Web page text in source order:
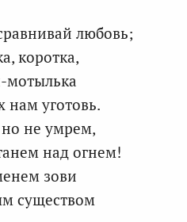
любовь;
коротка,
мотылька
нам уготовь.
не умрем,
над огнем!
зови
существом